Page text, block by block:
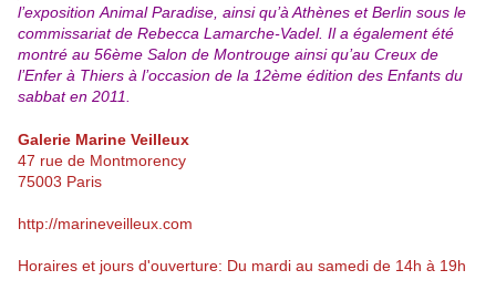
l’exposition Animal Paradise, ainsi qu’à Athènes et Berlin sous le
commissariat de Rebecca Lamarche-Vadel. Il a également été
montré au 56ème Salon de Montrouge ainsi qu’au Creux de
l’Enfer à Thiers à l’occasion de la 12ème édition des Enfants du
sabbat en 2011.
Galerie Marine Veilleux
47 rue de Montmorency
75003 Paris
http://marineveilleux.com
Horaires et jours d'ouverture: Du mardi au samedi de 14h à 19h